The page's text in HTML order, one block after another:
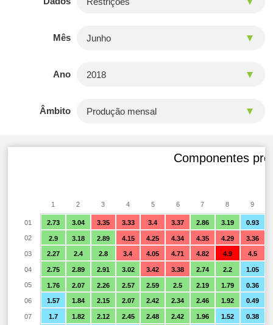
Mês
Ano
Âmbito
Componentes
2.73 3.04 3.35 3.33 3.4 3.37 2.86 3.19 0.93
2.9 3.18 2.89 4.15 4.25 4.34 4.35 4.29 3.36
2.27 2.4 2.8 3.4 4.05 4.71 4.82 4.9 4.5
2.75 2.89 2.91 3.02 3.42 3.38 2.74 2.2 1.05
1.76 2.07 2.26 2.57 2.59 2.5 2.19 1.79 0.36
1.57 1.84 2.15 2.07 2.42 2.34 2.46 1.92 0.49
1.7 1.82 2.12 2.45 2.48 2.42 1.96 1.52 0.38
1 2 3 4 5 6 7 8 9
01
02
03
04
05
06
07